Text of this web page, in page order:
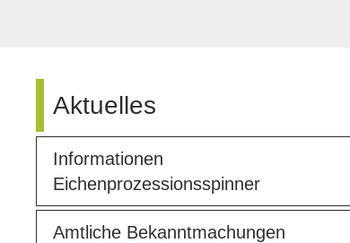
Aktuelles
Informationen
Eichenprozessionsspinner
Amtliche Bekanntmachungen